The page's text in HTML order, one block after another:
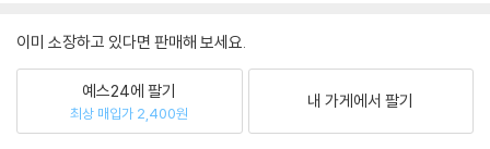
이미 소장하고 있다면 판매해 보세요.
예스24에 팔기
최상 매입가 2,400원
내 가게에서 팔기